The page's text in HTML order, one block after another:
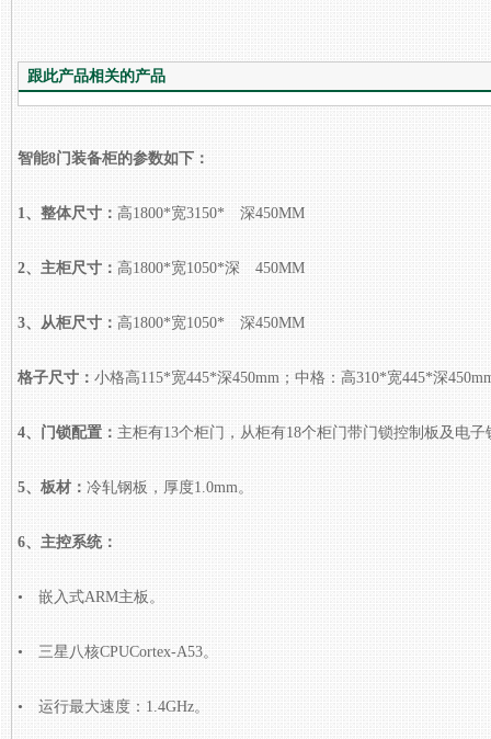
跟此产品相关的产品
智能8门装备柜的参数如下：
1、整体尺寸： 高1800*宽3150* 深450MM
2、主柜尺寸： 高1800*宽1050*深 450MM
3、从柜尺寸： 高1800*宽1050* 深450MM
格子尺寸： 小格高115*宽445*深450mm；中格：高310*宽445*深
4、门锁配置： 主柜有13个柜门，从柜有18个柜门带门锁控制板及
5、板材： 冷轧钢板，厚度1.0mm。
6、主控系统：
• 嵌入式ARM主板。
• 三星八核CPUCortex-A53。
• 运行最大速度：1.4GHz。